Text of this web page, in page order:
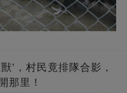
’，村民竟排隊合影，
那里！